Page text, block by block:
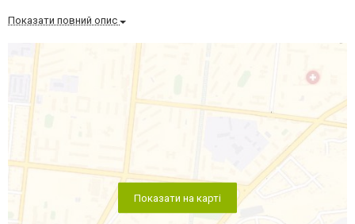
Показати повний опис
Показати на карті